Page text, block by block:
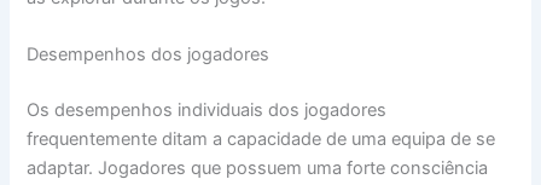
Desempenhos dos jogadores
Os desempenhos individuais dos jogadores
frequentemente ditam a capacidade de uma equipa de se
adaptar. Jogadores que possuem uma forte consciência